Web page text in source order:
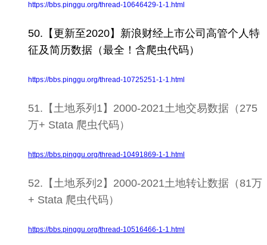
https://bbs.pinggu.org/thread-10646429-1-1.html
50.【更新至2020】新浪财经上市公司高管个人特
征及简历数据（最全！含爬虫代码）
https://bbs.pinggu.org/thread-10725251-1-1.html
51.【土地系列1】2000-2021土地交易数据（275
万+ Stata 爬虫代码）
https://bbs.pinggu.org/thread-10491869-1-1.html
52. 【土地系列2】 2000-2021土地转让数据（81万
+ Stata 爬虫代码）
https://bbs.pinggu.org/thread-10516466-1-1.html